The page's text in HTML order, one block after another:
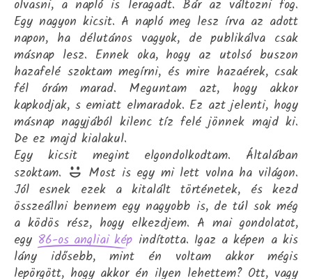
olvasni, a napló is leragadt. Bár az változni fog.
Egy nagyon kicsit. A napló meg lesz írva az adott
napon, ha délutános vagyok, de publikálva csak
másnap lesz. Ennek oka, hogy az utolsó buszon
hazafelé szoktam megírni, és mire hazaérek, csak
fél órám marad. Meguntam azt, hogy akkor
kapkodjak, s emiatt elmaradok. Ez azt jelenti, hogy
másnap nagyjából kilenc tíz felé jönnek majd ki.
De ez majd kialakul.
Egy kicsit megint elgondolkodtam. Általában
szoktam.
Most is egy mi lett volna ha világon.
Jól esnek ezek a kitalált történetek, és kezd
összeállni bennem egy nagyobb is, de túl sok még
a ködös rész, hogy elkezdjem. A mai gondolatot,
egy 86-os angliai kép indította. Igaz a képen a kis
lány idősebb, mint én voltam akkor mégis
lepörgött, hogy akkor én ilyen lehettem? Ott, vagy